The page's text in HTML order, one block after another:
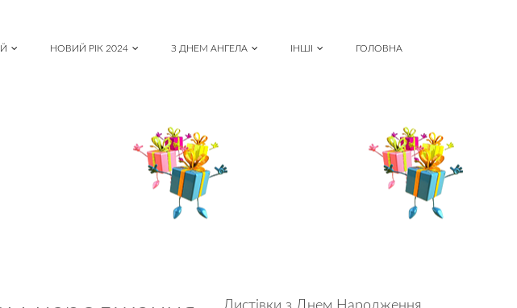
НОВИЙ РІК 2024 З ДНЕМ АНГЕЛА ІНШІ ГОЛОВНА